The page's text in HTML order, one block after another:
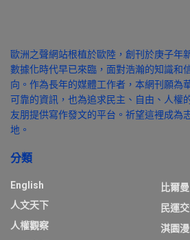
歐洲之聲網站根植於歐陸，創刊於庚子年
數據化時代早已來臨，面對浩瀚的知識和
向。作為長年的媒體工作者，本網刊願為
可靠的資訊，也為追求民主、自由、人權
友朋提供寫作發文的平台。祈望這裡成為
地。
分類
English
人文天下
人權觀察
比爾
民運
淇園